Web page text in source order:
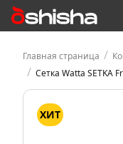
Главная страница /
/ Сетка Watta SETKA
ХИТ